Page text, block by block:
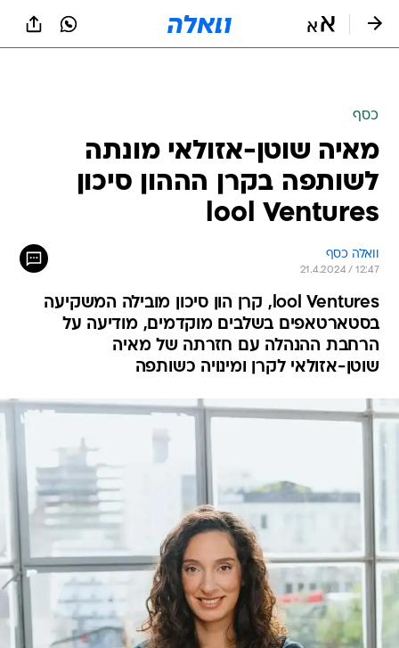
כסף
מאיה שוטן-אזולאי מונתה
לשותפה בקרן הההון סיכון
lool Ventures
וואלה כסף
21.4.2024 / 12:47
lool Ventures, קרן הון סיכון מובילה המשקיעה
בסטארטאפים בשלבים מוקדמים, מודיעה על
הרחבת ההנהלה עם חזרתה של מאיה
שוטן-אזולאי לקרן ומינויה כשותפה